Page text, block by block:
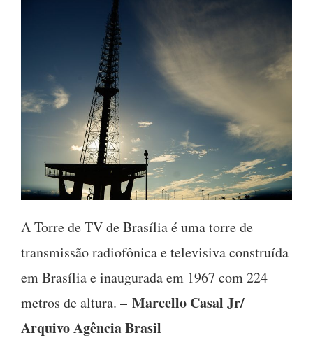
A Torre de TV de Brasília é uma torre de
transmissão radiofônica e televisiva construída
em Brasília e inaugurada em 1967 com 224
metros de altura. – Marcello Casal Jr/
Arquivo Agência Brasil